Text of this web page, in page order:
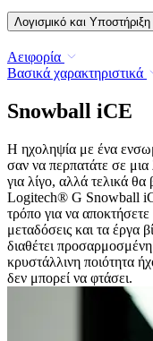
Λογισμικό και Υποστήριξη
Αειφορία
Βασικά χαρακτηριστικά
Snowball iCE
Η ηχοληψία με ένα
σαν να περπατάτε σε
για λίγο, αλλά τελικά θα
Logitech® G Snowball
τρόπο για να αποκτήσετε
μεταδόσεις και τα
διαθέτει
κρυστάλλινη ποιότητα
δεν μπορεί να φτάσει.